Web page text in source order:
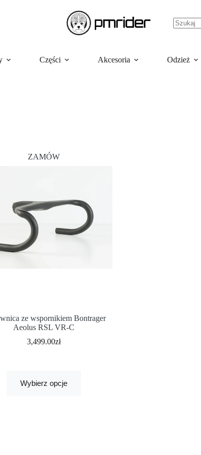
Części Akcesoria Odzież
ZAMÓW
ze wspornikiem Bontrager
Aeolus RSL VR-C
3,499.00zł
Wybierz opcje